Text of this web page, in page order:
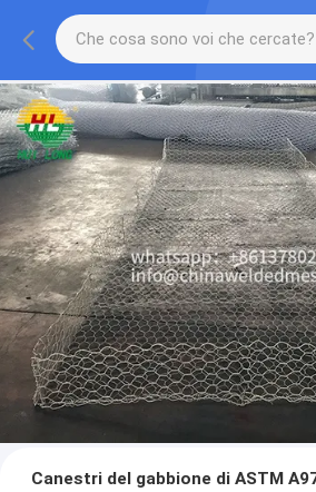
Canestri del gabbione di ASTM